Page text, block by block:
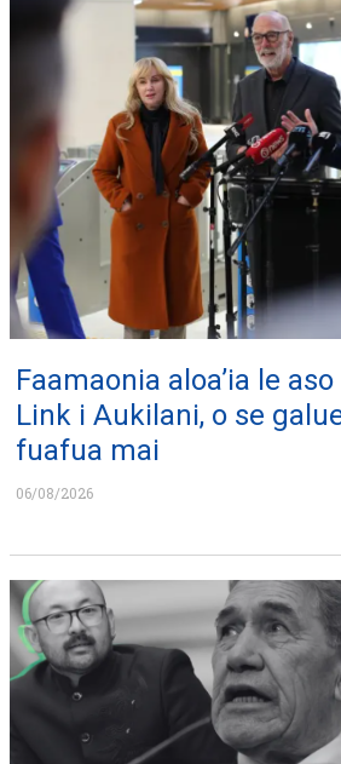
Faamaonia aloa’ia le
Link i Aukilani, o se
fuafua mai
06/08/2026